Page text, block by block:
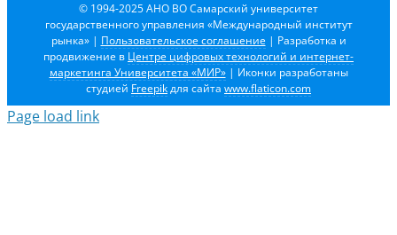
© 1994-2025 АНО ВО Самарский университет
государственного управления «Международный институт
рынка» | Пользовательское соглашение | Разработка и
продвижение в Центре цифровых технологий и интернет-
маркетинга Университета «МИР»| Иконки разработаны
студией Freepikдля сайта www.flaticon.com
Page load link